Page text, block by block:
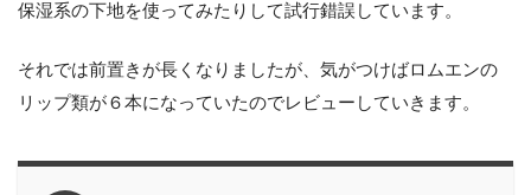
保湿系の下地を使ってみたりして試行錯誤しています。
それでは前置きが長くなりましたが、気がつけばロムエンの
リップ類が６本になっていたのでレビューしていきます。